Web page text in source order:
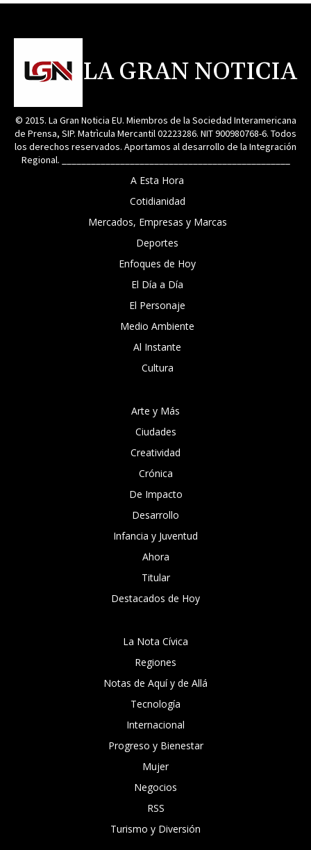
LA GRAN NOTICIA
© 2015. La Gran Noticia EU. Miembros de la Sociedad Interamericana
de Prensa, SIP. Matrìcula Mercantil 02223286. NIT 900980768-6. Todos
los derechos reservados. Aportamos al desarrollo de la Integración
Regional. _______________________________________________
A Esta Hora
Cotidianidad
Mercados, Empresas y Marcas
Deportes
Enfoques de Hoy
El Día a Día
El Personaje
Medio Ambiente
Al Instante
Cultura
Arte y Más
Ciudades
Creatividad
Crónica
De Impacto
Desarrollo
Infancia y Juventud
Ahora
Titular
Destacados de Hoy
La Nota Cívica
Regiones
Notas de Aquí y de Allá
Tecnología
Internacional
Progreso y Bienestar
Mujer
Negocios
RSS
Turismo y Diversión